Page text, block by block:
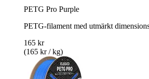
PETG Pro Purple
PETG-filament med utmärkt
165 kr
(165 kr / kg)